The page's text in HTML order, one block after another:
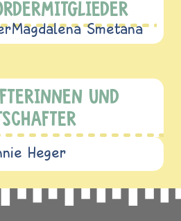
Magdalena Smetana
UND
Heger